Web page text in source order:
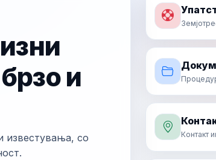
и
известувања, со
Контакт